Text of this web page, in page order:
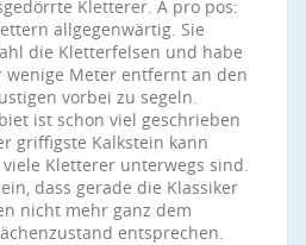
Kletterer. A pro pos:
allgegenwärtig. Sie
die Kletterfelsen und habe
wenige Meter entfernt an den
vorbei zu segeln.
ist schon viel geschrieben
griffigste Kalkstein kann
Kletterer unterwegs sind.
dass gerade die Klassiker
nicht mehr ganz dem
entsprechen.